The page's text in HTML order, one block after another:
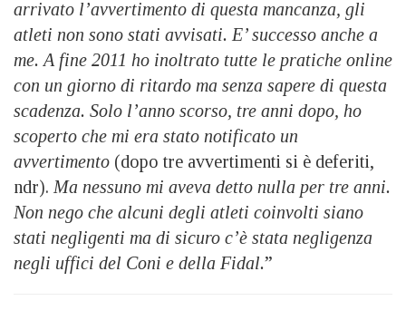
arrivato l’avvertimento di questa mancanza, gli
atleti non sono stati avvisati. E’ successo anche a
me. A fine 2011 ho inoltrato tutte le pratiche online
con un giorno di ritardo ma senza sapere di questa
scadenza. Solo l’anno scorso, tre anni dopo, ho
scoperto che mi era stato notificato un
avvertimento (dopo tre avvertimenti si è deferiti,
ndr). Ma nessuno mi aveva detto nulla per tre anni.
Non nego che alcuni degli atleti coinvolti siano
stati negligenti ma di sicuro c’è stata negligenza
negli uffici del Coni e della Fidal.”